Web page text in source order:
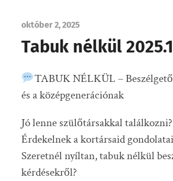
október 2, 2025
Tabuk nélkül
TABUK NÉLKÜL –
és a középgenerációnak
Jó lenne szülőtársakkal találkozni?
Érdekelnek a kortársaid
Szeretnél nyíltan, tabuk nélkül
kérdésekről?